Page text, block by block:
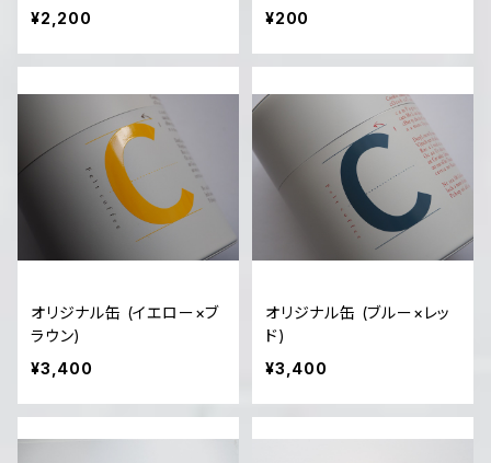
¥2,200
¥200
オリジナル缶 (イエロー×ブ
ラウン)
¥3,400
オリジナル缶 (ブルー×レッ
ド)
¥3,400